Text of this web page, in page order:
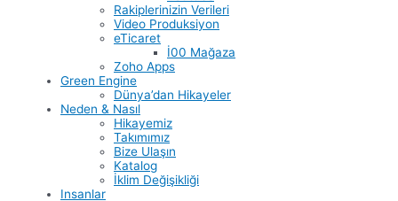
Rakiplerinizin Verileri
Video Produksiyon
eTicaret
İ00 Mağaza
Zoho Apps
Green Engine
Dünya’dan Hikayeler
Neden & Nasıl
Hikayemiz
Takımımız
Bize Ulaşın
Katalog
İklim Değişikliği
Insanlar